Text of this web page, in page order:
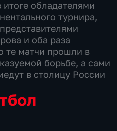
обладателями
турнира,
и оба раза
те матчи прошли в
борьбе, а сами
в столицу России